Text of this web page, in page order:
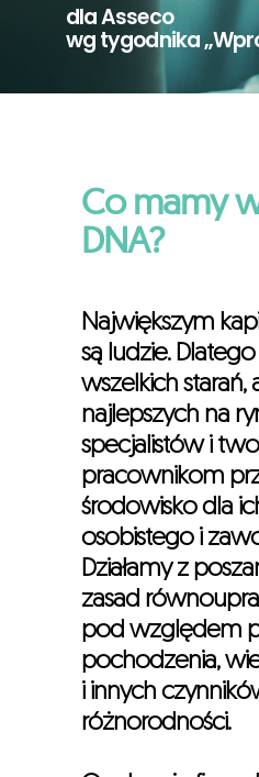
dla Asseco
wg tygodnika
o
Co mamy
DNA?
Największym
są ludzie.
wszelkich starań,
najlepszych na
specjalistów i
pracownikom
środowisko dla
osobistego i
Działamy z
zasad
pod względem
pochodzenia,
i innych
różnorodności.